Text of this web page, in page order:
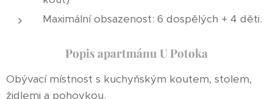
Maximální obsazenost: 6 dospělých + 4 děti.
Popis apartmánu U Potoka
Obývací místnost s kuchyňským koutem, stolem,
židlemi a pohovkou.